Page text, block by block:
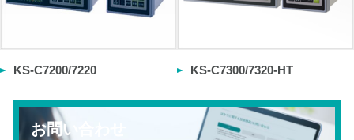
KS-C7200/7220 KS-C7300/7320-HT
お問い合わせ